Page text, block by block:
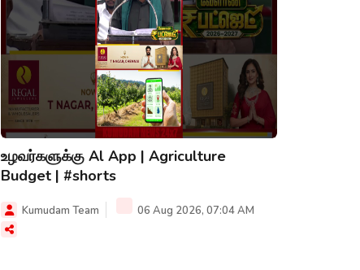
உழவர்களுக்கு Al App | Agriculture
Budget | #shorts
Kumudam Team 06 Aug 2026, 07:04 AM